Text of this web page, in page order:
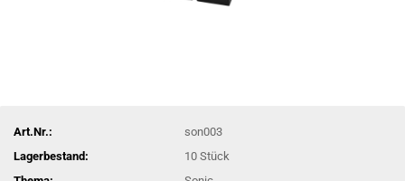
Art.Nr.:
son003
Lagerbestand:
10Stück